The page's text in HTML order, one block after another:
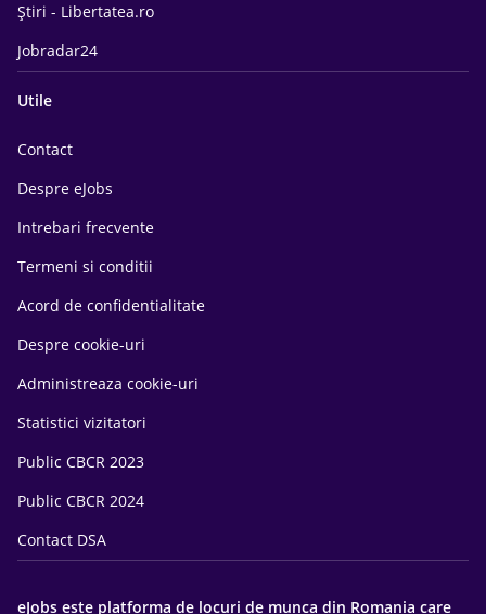
Știri - Libertatea.ro
Jobradar24
Utile
Contact
Despre eJobs
Intrebari frecvente
Termeni si conditii
Acord de confidentialitate
Despre cookie-uri
Administreaza cookie-uri
Statistici vizitatori
Public CBCR 2023
Public CBCR 2024
Contact DSA
eJobs este platforma de locuri de munca din Romania care